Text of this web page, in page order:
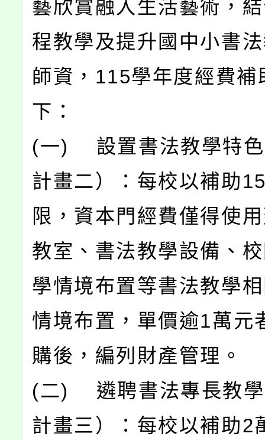
藝欣賞融入生活藝術，
程教學及提升國中小書
師資，115學年度經費補
下：
(一) 設置書法教學特色
計畫二）：每校以補助
限，資本門經費僅得使
教室、書法教學設備、
學情境布置等書法教學
情境布置，單價逾1萬元
購後，編列財產管理。
(二) 遴聘書法專長教學
計畫三）：每校以補助2